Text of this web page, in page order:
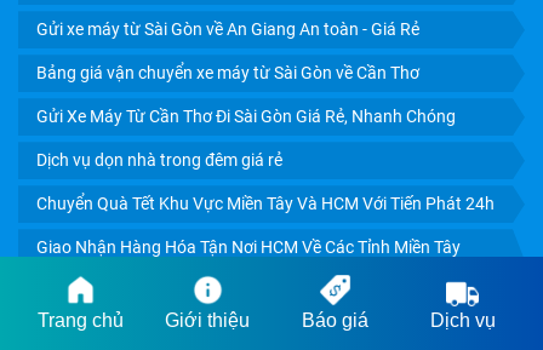
DỊCH VỤ VẬN CHUYỂN TRÁI CÂY CẦN THƠ ĐI TPHCM
GIÁ RẺ, UY TÍN
Gửi xe máy từ Sài Gòn về An Giang An toàn - Giá Rẻ
Bảng giá vận chuyển xe máy từ Sài Gòn về Cần Thơ
Gửi Xe Máy Từ Cần Thơ Đi Sài Gòn Giá Rẻ, Nhanh Chóng
Dịch vụ dọn nhà trong đêm giá rẻ
Chuyển Quà Tết Khu Vực Miền Tây Và HCM Với Tiến Phát 24h
Giao Nhận Hàng Hóa Tận Nơi HCM Về Các Tỉnh Miền Tây
24/24
Thuê xe tải chở hàng Hồ Chí Minh đi Trà Vinh giá rẻ, giao
Trang chủ Giới thiệu Báo giá Dịch vụ